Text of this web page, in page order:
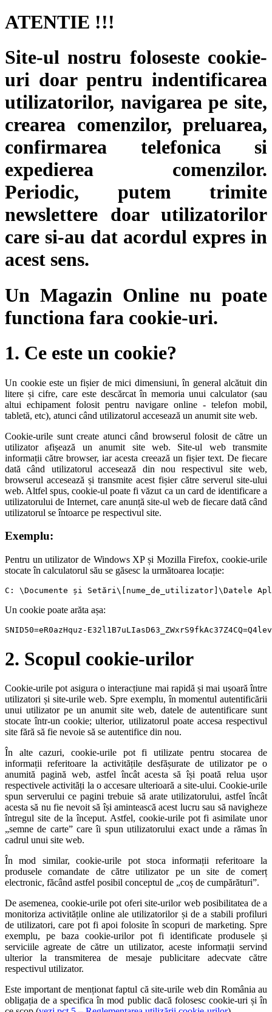
ATENTIE !!!
Site-ul nostru foloseste cookie-
uri doar pentru indentificarea
utilizatorilor, navigarea pe site,
crearea comenzilor, preluarea,
confirmarea telefonica si
expedierea comenzilor.
Periodic, putem trimite
newslettere doar utilizatorilor
care si-au dat acordul expres in
acest sens.
Un Magazin Online nu poate
functiona fara cookie-uri.
1. Ce este un cookie?
Un cookie este un fișier de mici dimensiuni, în general alcătuit din
litere și cifre, care este descărcat în memoria unui calculator (sau
altui echipament folosit pentru navigare online - telefon mobil,
tabletă, etc), atunci când utilizatorul accesează un anumit site web.
Cookie-urile sunt create atunci când browserul folosit de către un
utilizator afișează un anumit site web. Site-ul web transmite
informații către browser, iar acesta creează un fișier text. De fiecare
dată când utilizatorul accesează din nou respectivul site web,
browserul accesează și transmite acest fișier către serverul site-ului
web. Altfel spus, cookie-ul poate fi văzut ca un card de identificare a
utilizatorului de Internet, care anunță site-ul web de fiecare dată când
utilizatorul se întoarce pe respectivul site.
Exemplu:
Pentru un utilizator de Windows XP și Mozilla Firefox, cookie-urile
stocate în calculatorul său se găsesc la următoarea locație:
C: \Documente și
Un cookie poate arăta așa:
SNID50=eR0azHquz-
2. Scopul cookie-urilor
Cookie-urile pot asigura o interacțiune mai rapidă și mai ușoară între
utilizatori și site-urile web. Spre exemplu, în momentul autentificării
unui utilizator pe un anumit site web, datele de autentificare sunt
stocate într-un cookie; ulterior, utilizatorul poate accesa respectivul
site fără să fie nevoie să se autentifice din nou.
În alte cazuri, cookie-urile pot fi utilizate pentru stocarea de
informații referitoare la activitățile desfășurate de utilizator pe o
anumită pagină web, astfel încât acesta să își poată relua ușor
respectivele activități la o accesare ulterioară a site-ului. Cookie-urile
spun serverului ce pagini trebuie să arate utilizatorului, astfel încât
acesta să nu fie nevoit să își amintească acest lucru sau să navigheze
întregul site de la început. Astfel, cookie-urile pot fi asimilate unor
„semne de carte” care îi spun utilizatorului exact unde a rămas în
cadrul unui site web.
În mod similar, cookie-urile pot stoca informații referitoare la
produsele comandate de către utilizator pe un site de comerț
electronic, făcând astfel posibil conceptul de „coș de cumpărături”.
De asemenea, cookie-urile pot oferi site-urilor web posibilitatea de a
monitoriza activitățile online ale utilizatorilor și de a stabili profiluri
de utilizatori, care pot fi apoi folosite în scopuri de marketing. Spre
exemplu, pe baza cookie-urilor pot fi identificate produsele și
serviciile agreate de către un utilizator, aceste informații servind
ulterior la transmiterea de mesaje publicitare adecvate către
respectivul utilizator.
Este important de menționat faptul că site-urile web din România au
obligația de a specifica în mod public dacă folosesc cookie-uri și în